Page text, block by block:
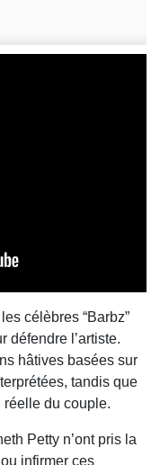
célèbres “Barbz”
l’artiste.
hâtives basées sur
tandis que
réelle du couple.
Petty n’ont pris la
infirmer ces